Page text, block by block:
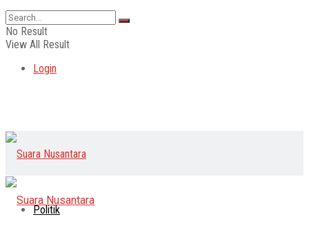
No Result
View All Result
Login
Politik